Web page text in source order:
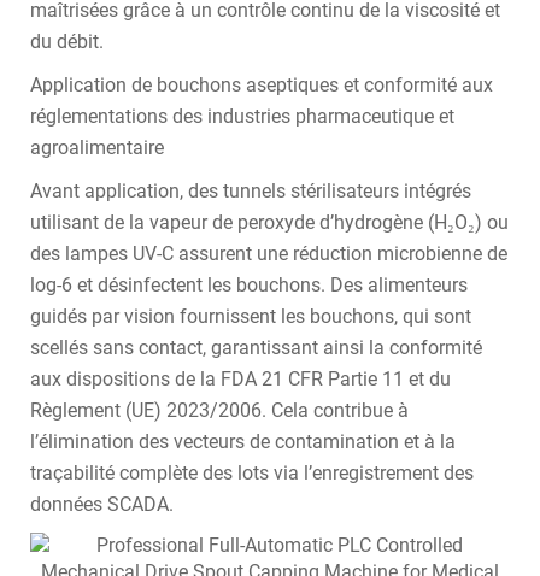
maîtrisées grâce à un contrôle continu de la viscosité et
du débit.
Application de bouchons aseptiques et conformité aux
réglementations des industries pharmaceutique et
agroalimentaire
Avant application, des tunnels stérilisateurs intégrés
utilisant de la vapeur de peroxyde d’hydrogène (H₂O₂) ou
des lampes UV-C assurent une réduction microbienne de
log-6 et désinfectent les bouchons. Des alimenteurs
guidés par vision fournissent les bouchons, qui sont
scellés sans contact, garantissant ainsi la conformité
aux dispositions de la FDA 21 CFR Partie 11 et du
Règlement (UE) 2023/2006. Cela contribue à
l’élimination des vecteurs de contamination et à la
traçabilité complète des lots via l’enregistrement des
données SCADA.